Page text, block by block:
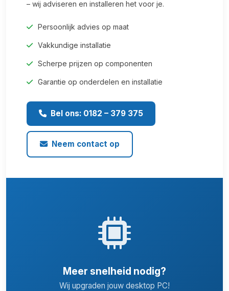
– wij adviseren en installeren het voor je.
Persoonlijk advies op maat
Vakkundige installatie
Scherpe prijzen op componenten
Garantie op onderdelen en installatie
Bel ons: 0182 – 379 375
Neem contact op
Meer snelheid nodig?
Wij upgraden jouw desktop PC!